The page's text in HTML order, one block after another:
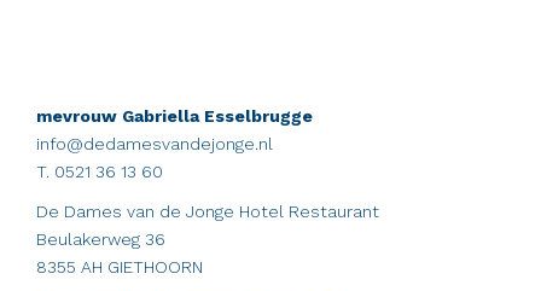
mevrouw Gabriella Esselbrugge
info@dedamesvandejonge.nl
T. 0521 36 13 60
De Dames van de Jonge Hotel Restaurant
Beulakerweg 36
8355 AH GIETHOORN